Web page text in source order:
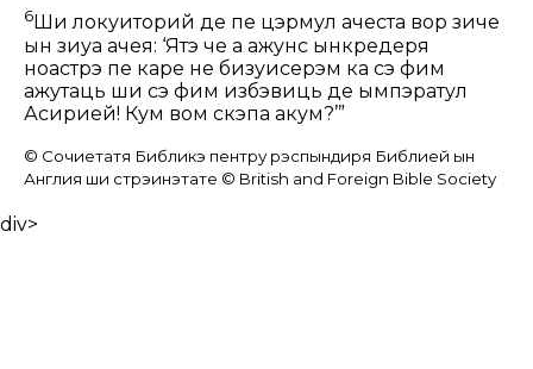
6Ши локуиторий де пе цэрмул ачеста вор зиче
ын зиуа ачея: ‘Ятэ че а ажунс ынкредеря
ноастрэ пе каре не бизуисерэм ка сэ фим
ажутаць ши сэ фим избэвиць де ымпэратул
Асирией! Кум вом скэпа акум?’”
© Сочиетатя Библикэ пентру рэспындиря Библией ын
Англия ши стрэинэтате © British and Foreign Bible Society
div>